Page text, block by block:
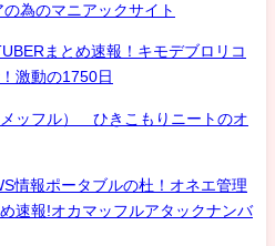
為のマニアックサイト
まとめ速報！キモデブロリコ
激動の1750日
ッフル） ひきこもりニートのオ
情報ポータブルの杜！オネエ管理
速報!オカマッフルアタックナンバ